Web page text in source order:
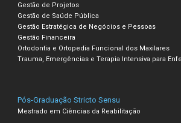
Gestão de Projetos
Gestão de Saúde Pública
Gestão Estratégica de Negócios e Pessoas
Gestão Financeira
Ortodontia e Ortopedia Funcional dos Maxilares
Trauma, Emergências e Terapia Intensiva para
Pós-Graduação Stricto Sensu
Mestrado em Ciências da Reabilitação